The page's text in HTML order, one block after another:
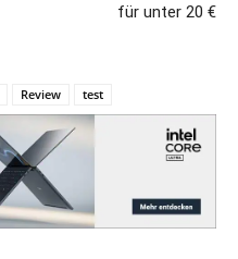
für unter 20 €
Review test